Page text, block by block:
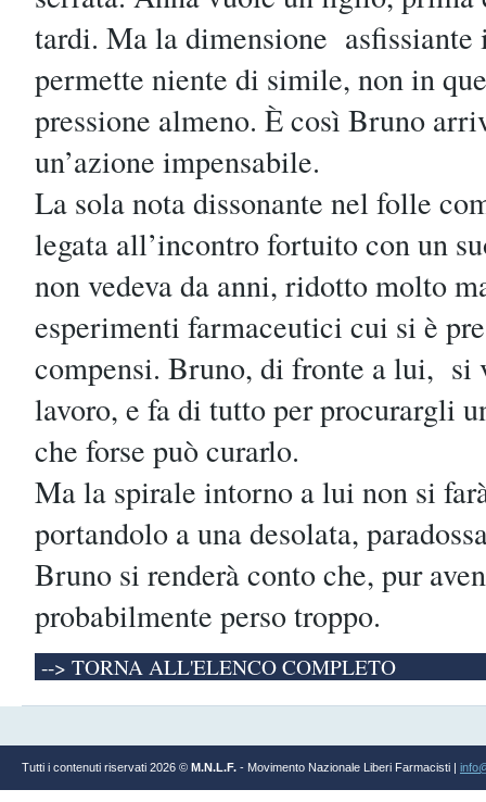
tardi. Ma la dimensione
permette niente di simile, non in
pressione almeno. È così Bruno
un’azione impensabile.
La sola nota dissonante nel folle
legata all’incontro fortuito con un
non vedeva da anni, ridotto molto
esperimenti farmaceutici cui si è
compensi. Bruno, di fronte a lui, si
lavoro, e fa di tutto per procurargli
che forse può curarlo.
Ma la spirale intorno a lui non si
portandolo a una desolata,
Bruno si renderà conto che, pur
probabilmente perso troppo.
--> TORNA ALL'ELENCO COMPLETO
Tutti i contenuti riservati 2026 © M.N.L.F. - Movimento Nazionale Liberi Farmacisti |